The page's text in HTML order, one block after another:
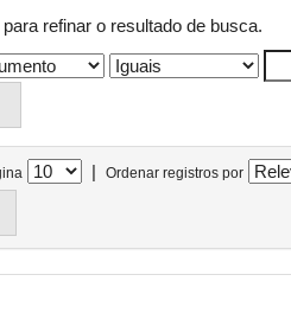
refinar o resultado de busca.
| Ordenar registros por